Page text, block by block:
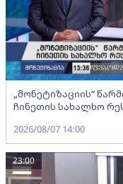
„მონეტიზაციის“
ჩინეთის სახალხო
2026/08/07 14:00
23:00